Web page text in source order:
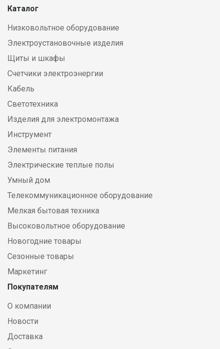
Каталог
Низковольтное оборудование
Электроустановочные изделия
Щиты и шкафы
Счетчики электроэнергии
Кабель
Светотехника
Изделия для электромонтажа
Инструмент
Элементы питания
Электрические теплые полы
Умный дом
Телекоммуникационное оборудование
Мелкая бытовая техника
Высоковольтное оборудование
Новогодние товары
Сезонные товары
Маркетинг
Покупателям
О компании
Новости
Доставка